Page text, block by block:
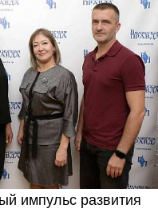
импульс развития